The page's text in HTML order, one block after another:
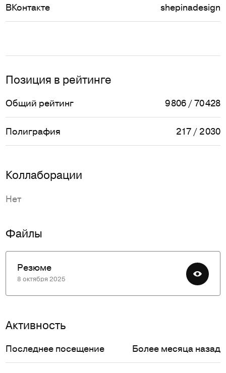
ВКонтакте shepinadesign
Позиция в рейтинге
Общий рейтинг 9 806 / 70 428
Полиграфия 217 / 2 030
Коллаборации
Нет
Файлы
Резюме
8 октября 2025
Активность
Последнее посещение Более месяца назад